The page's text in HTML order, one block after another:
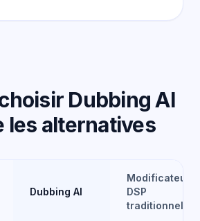
Dubbing AI
les alternatives
Dubbing AI
Modificateurs
DSP
traditionnels